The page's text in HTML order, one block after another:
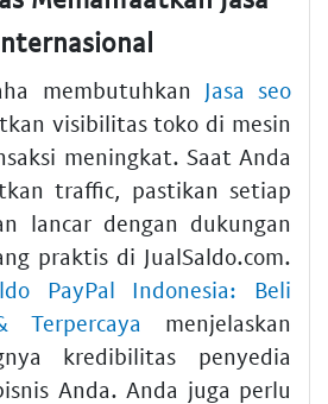
membutuhkan Jasa seo
visibilitas toko di mesin
meningkat. Saat Anda
traffic, pastikan setiap
lancar dengan dukungan
praktis di JualSaldo.com.
PayPal Indonesia: Beli
menjelaskan
kredibilitas penyedia
Anda. Anda juga perlu